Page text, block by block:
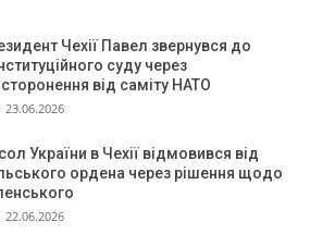
Чехії Павел звернувся до
суду через
від саміту НАТО
23.06.2026
України в Чехії відмовився від
ордена через рішення щодо
22.06.2026